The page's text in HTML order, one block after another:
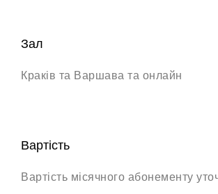
Зал
Краків та Варшава та онлайн
Вартість
Вартість місячного абонементу